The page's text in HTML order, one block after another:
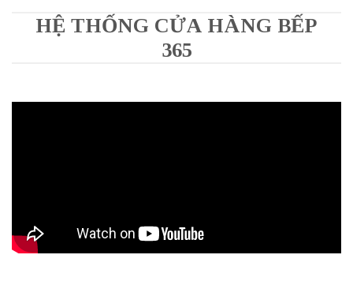
HỆ THỐNG CỬA HÀNG BẾP
365